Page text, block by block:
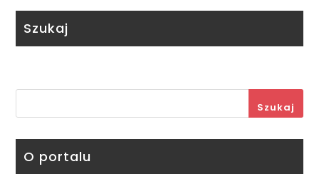
Szukaj
Szukaj
O portalu